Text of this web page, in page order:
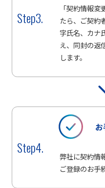
Step3.
「契約情報
たら、ご契約
字氏名、カナ
え、同封の返
します。
Step4.
弊社に契約情
ご登録のお手